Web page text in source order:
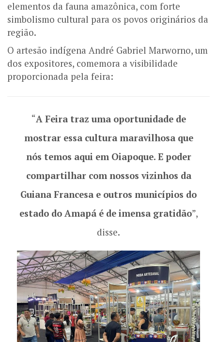
elementos da fauna amazônica, com forte
simbolismo cultural para os povos originários da
região.
O artesão indígena André Gabriel Marworno, um
dos expositores, comemora a visibilidade
proporcionada pela feira:
“A Feira traz uma oportunidade de
mostrar essa cultura maravilhosa que
nós temos aqui em Oiapoque. E poder
compartilhar com nossos vizinhos da
Guiana Francesa e outros municípios do
estado do Amapá é de imensa gratidão”,
disse.